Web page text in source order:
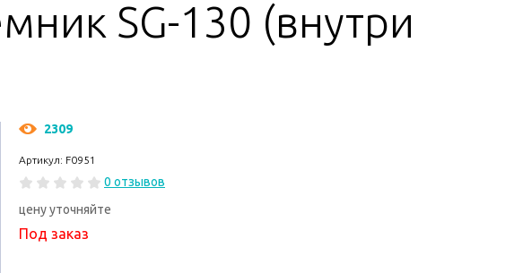
SG-130 (внутри
2309
Артикул: F0951
0 отзывов
цену уточняйте
Под заказ